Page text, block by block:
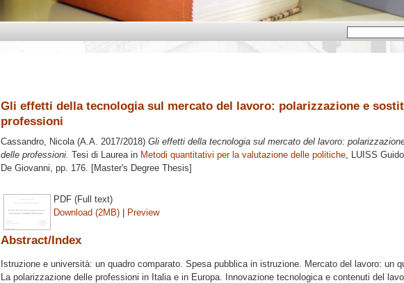
Gli effetti della tecnologia sul mercato del lavoro: polarizzazione e
professioni
Cassandro, Nicola(A.A. 2017/2018) Gli effetti della tecnologia sul mercato del lavoro:
delle professioni. Tesi di Laurea in Metodi quantitativi per la valutazione delle politiche, LUISS
De Giovanni, pp. 176. [Master's Degree Thesis]
PDF (Full text)
Download (2MB) | Preview
Abstract/Index
Istruzione e università: un quadro comparato. Spesa pubblica in istruzione. Mercato del lavoro: un
La polarizzazione delle professioni in Italia e in Europa. Innovazione tecnologica e contenuti del